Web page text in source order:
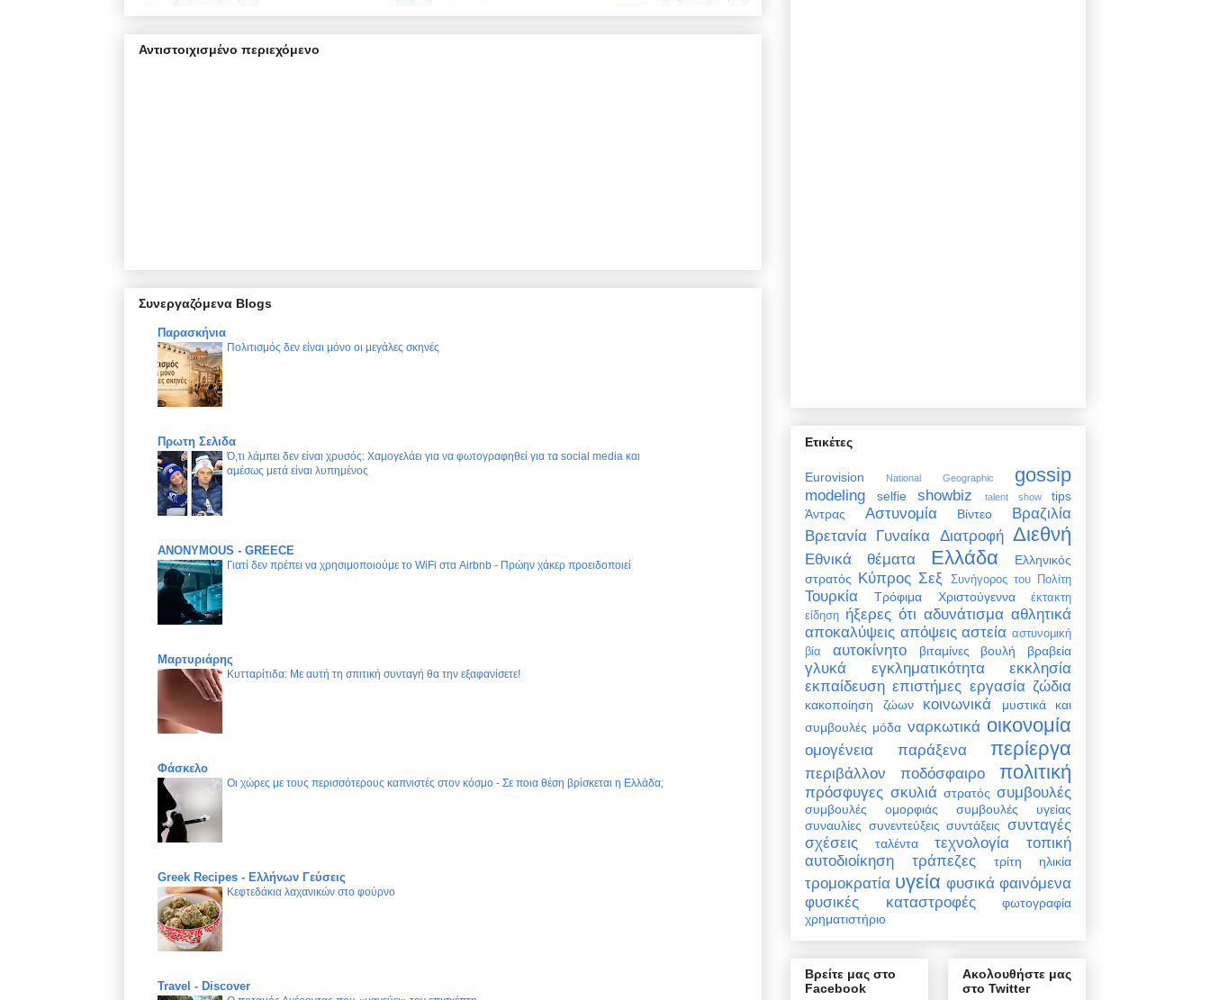
Αντιστοιχισμένο περιεχόμενο
Συνεργαζόμενα Blogs
Παρασκήνια
Πολιτισμός δεν είναι μόνο οι μεγάλες σκηνές
Πρωτη Σελιδα
Ό,τι λάμπει δεν είναι χρυσός: Χαμογελάει για να φωτογραφηθεί για τα social media και
αμέσως μετά είναι λυπημένος
ANONYMOUS - GREECE
Γιατί δεν πρέπει να χρησιμοποιούμε το WiFi στα Airbnb - Πρώην χάκερ προειδοποιεί
Μαρτυριάρης
Κυτταρίτιδα: Με αυτή τη σπιτική συνταγή θα την εξαφανίσετε!
Φάσκελο
Οι χώρες με τους περισσότερους καπνιστές στον κόσμο - Σε ποια θέση βρίσκεται η Ελλάδα;
Greek Recipes - Ελλήνων Γεύσεις
Κεφτεδάκια λαχανικών στο φούρνο
Travel - Discover
Ετικέτες
Eurovision National Geographic gossip
modeling selfie showbiz talent show
tips
Άντρας
Αστυνομία Βίντεο
Βραζιλία
Βρετανία Γυναίκα Διατροφή Διεθνή
Εθνικά θέματα Ελλάδα
Ελληνικός
στρατός Κύπρος Σεξ Συνήγορος του Πολίτη
Τουρκία Τρόφιμα Χριστούγεννα
έκτακτη
είδηση ήξερες ότι αδυνάτισμα αθλητικά
αποκαλύψεις απόψεις αστεία αστυνομική
βία
αυτοκίνητο βιταμίνες βουλή βραβεία
γλυκά εγκληματικότητα
εκκλησία
εκπαίδευση επιστήμες εργασία ζώδια
κακοποίηση ζώων κοινωνικά
μυστικά και
συμβουλές μόδα ναρκωτικά οικονομία
ομογένεια παράξενα περίεργα
περιβάλλον ποδόσφαιρο πολιτική
πρόσφυγες σκυλιά στρατός συμβουλές
συμβουλές ομορφιάς
συμβουλές υγείας
συναυλίες συνεντεύξεις συντάξεις συνταγές
σχέσεις
ταλέντα τεχνολογία
τοπική
αυτοδιοίκηση
τράπεζες τρίτη ηλικία
τρομοκρατία υγεία φυσικά φαινόμενα
φυσικές καταστροφές
φωτογραφία
χρηματιστήριο
Βρείτε μας στο
Facebook
Ακολουθήστε μας
στο Twitter